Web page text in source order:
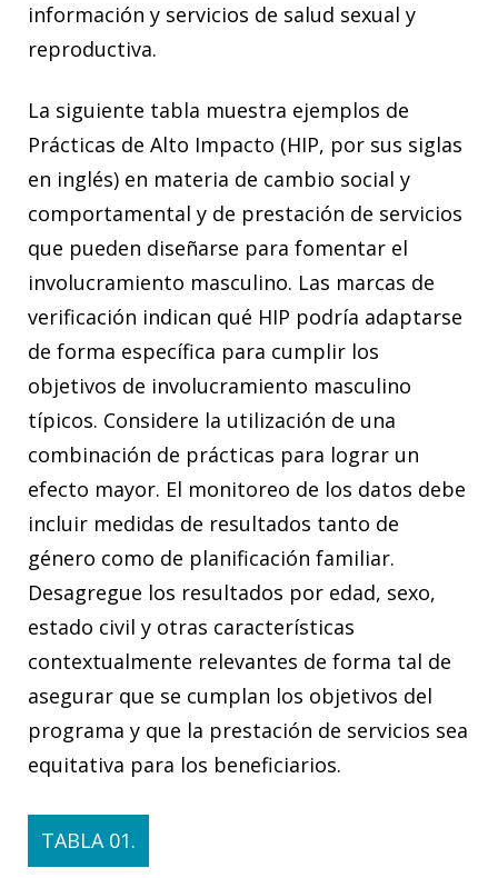
información y servicios de salud sexual y
reproductiva.
La siguiente tabla muestra ejemplos de
Prácticas de Alto Impacto (HIP, por sus siglas
en inglés) en materia de cambio social y
comportamental y de prestación de servicios
que pueden diseñarse para fomentar el
involucramiento masculino. Las marcas de
verificación indican qué HIP podría adaptarse
de forma específica para cumplir los
objetivos de involucramiento masculino
típicos. Considere la utilización de una
combinación de prácticas para lograr un
efecto mayor. El monitoreo de los datos debe
incluir medidas de resultados tanto de
género como de planificación familiar.
Desagregue los resultados por edad, sexo,
estado civil y otras características
contextualmente relevantes de forma tal de
asegurar que se cumplan los objetivos del
programa y que la prestación de servicios sea
equitativa para los beneficiarios.
TABLA 01.